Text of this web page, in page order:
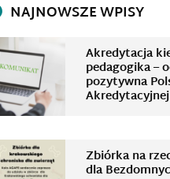
NAJNOWSZE WPISY
Akredytacja
pedagogika –
pozytywna
Akredytacyjnej
Zbiórka na
dla